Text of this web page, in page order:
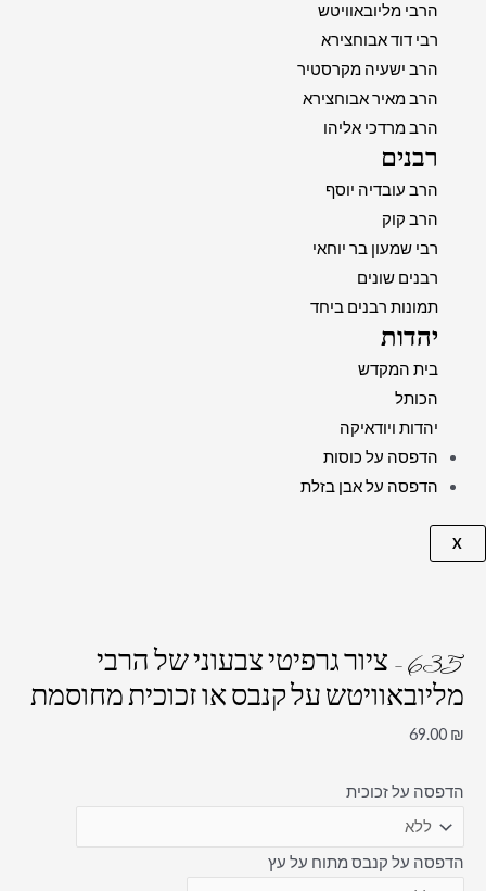
הרבי מליובאוויטש
רבי דוד אבוחצירא
הרב ישעיה מקרסטיר
הרב מאיר אבוחצירא
הרב מרדכי אליהו
רבנים
הרב עובדיה יוסף
הרב קוק
רבי שמעון בר יוחאי
רבנים שונים
תמונות רבנים ביחד
יהדות
בית המקדש
הכותל
יהדות ויודאיקה
הדפסה על כוסות
הדפסה על אבן בזלת
X
635 – ציור גרפיטי צבעוני של הרבי
מליובאוויטש על קנבס או זכוכית מחוסמת
69.00 ₪
הדפסה על זכוכית
הדפסה על קנבס מתוח על עץ